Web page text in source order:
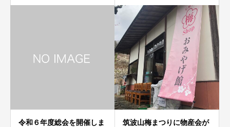
令和６年度総会を開催しま
筑波山梅まつりに物産会が